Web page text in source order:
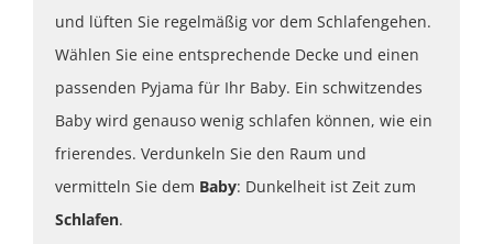
und lüften Sie regelmäßig vor dem Schlafengehen.
Wählen Sie eine entsprechende Decke und einen
passenden Pyjama für Ihr Baby. Ein schwitzendes
Baby wird genauso wenig schlafen können, wie ein
frierendes. Verdunkeln Sie den Raum und
vermitteln Sie dem Baby: Dunkelheit ist Zeit zum
Schlafen.